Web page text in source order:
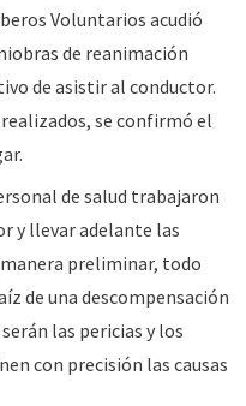
Voluntarios acudió
de reanimación
de asistir al conductor.
se confirmó el
de salud trabajaron
y llevar adelante las
preliminar, todo
de una descompensación
las pericias y los
con precisión las causas